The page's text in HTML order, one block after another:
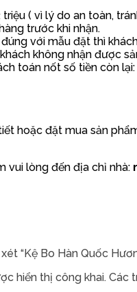
( vì lý do an toàn,
trước khi nhận.
với mẫu đặt thì
không nhận được
toán nốt số tiền còn
hoặc đặt mua sản
vui lòng đến địa chỉ nhà:
“Kệ Bo Hàn Quốc
hiển thị công khai. Các